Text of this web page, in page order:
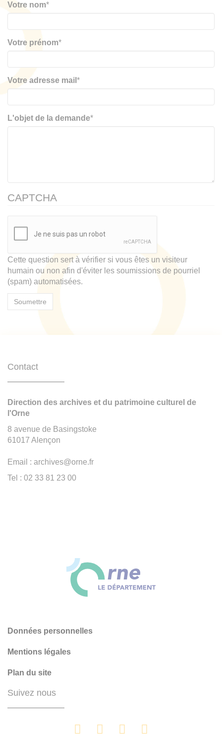
Votre nom*
Votre prénom*
Votre adresse mail *
L'objet de la demande*
CAPTCHA
Cette question sert à vérifier si vous êtes un visiteur
humain ou non afin d'éviter les soumissions de pourriel
(spam) automatisées.
Contact
Direction des archives et du patrimoine culturel de
l'Orne
8 avenue de Basingstoke
61017 Alençon
Email : archives@orne.fr
Tel : 02 33 81 23 00
Données personnelles
Mentions légales
Plan du site
Suivez nous